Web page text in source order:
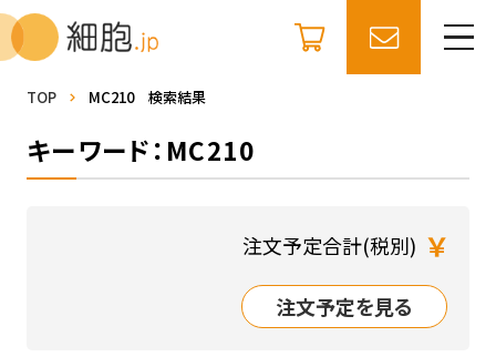
TOP MC210 検索結果
キーワード：MC210
注文予定合計(税別) ￥
注文予定を見る